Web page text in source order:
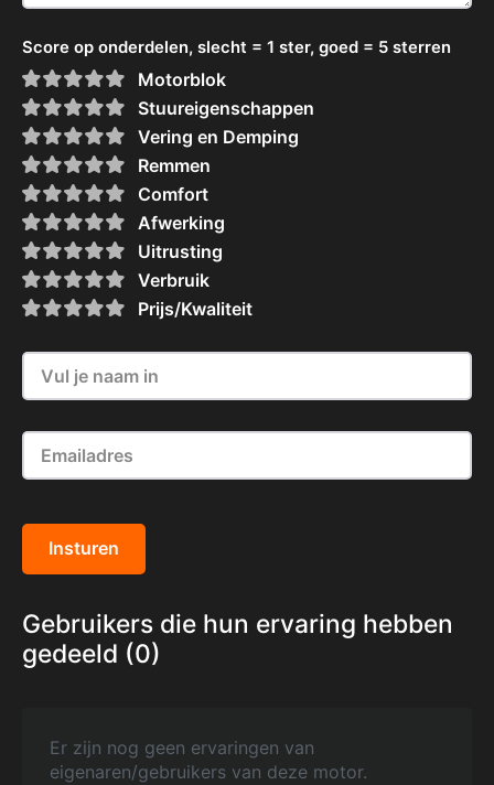
Score op onderdelen, slecht = 1 ster, goed = 5 sterren
Motorblok
Stuureigenschappen
Vering en Demping
Remmen
Comfort
Afwerking
Uitrusting
Verbruik
Prijs/Kwaliteit
Insturen
Gebruikers die hun ervaring hebben
gedeeld (0)
Er zijn nog geen ervaringen van
eigenaren/gebruikers van deze motor.